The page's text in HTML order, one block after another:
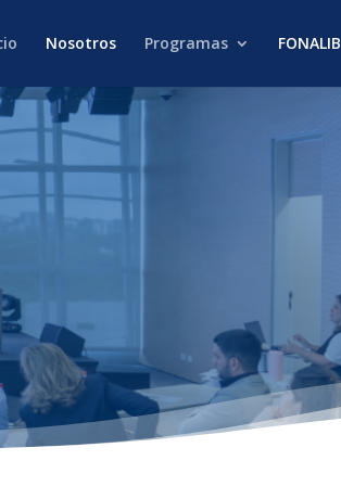
Nosotros Programas FONALIB